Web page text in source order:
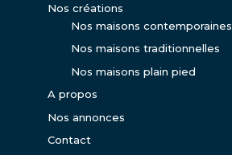
Nos créations
Nos maisons contemporaines
Nos maisons traditionnelles
Nos maisons plain pied
A propos
Nos annonces
Contact